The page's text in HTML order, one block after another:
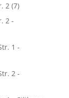
2 (7)
2 -
1 -
2 -